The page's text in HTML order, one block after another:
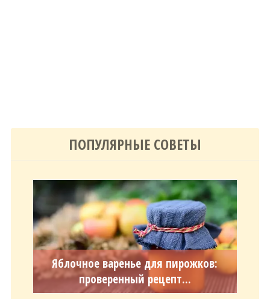
ПОПУЛЯРНЫЕ СОВЕТЫ
Яблочное варенье для пирожков:
проверенный рецепт...